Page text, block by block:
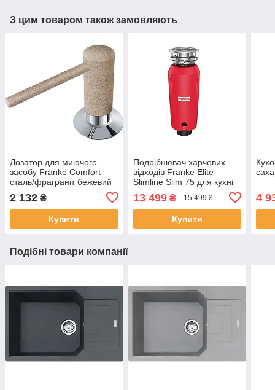
З цим товаром також замовляють
Дозатор для миючого
засобу Franke Comfort
сталь/фраграніт бежевий
2 132 ₴
Купити
Подрібнювач харчових
відходів Franke Elite
Slimline Slim 75 для кухні
13 499₴ 15 499 ₴
Купити
4
Подібні товари компанії